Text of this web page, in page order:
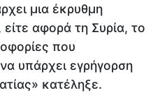
μια έκρυθμη
αφορά τη Συρία, το
που
υπάρχει εγρήγορση
κατέληξε.